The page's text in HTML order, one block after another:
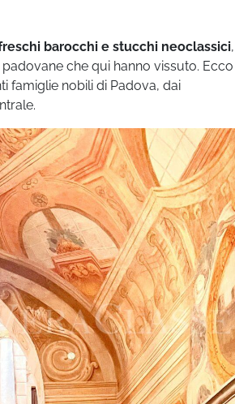
barocchi e stucchi neoclassici,
che qui hanno vissuto. Ecco
famiglie nobili di Padova, dai